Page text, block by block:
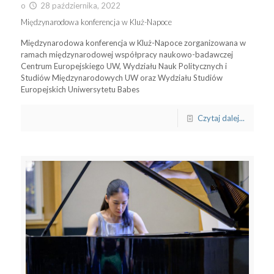
o
28 października, 2022
Międzynarodowa konferencja w Kluż-Napoce
Międzynarodowa konferencja w Kluż-Napoce zorganizowana w
ramach międzynarodowej współpracy naukowo-badawczej
Centrum Europejskiego UW, Wydziału Nauk Politycznych i
Studiów Międzynarodowych UW oraz Wydziału Studiów
Europejskich Uniwersytetu Babes
Czytaj dalej...